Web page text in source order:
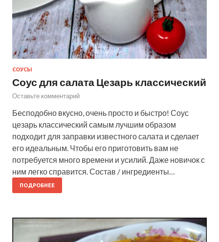
СОУСЫ
Соус для салата Цезарь классический
Оставьте комментарий
Бесподобно вкусно, очень просто и быстро! Соус
цезарь классический самым лучшим образом
подходит для заправки известного салата и сделает
его идеальным. Чтобы его приготовить вам не
потребуется много времени и усилий. Даже новичок с
ним легко справится. Состав / ингредиенты…
ПОДРОБНЕЕ